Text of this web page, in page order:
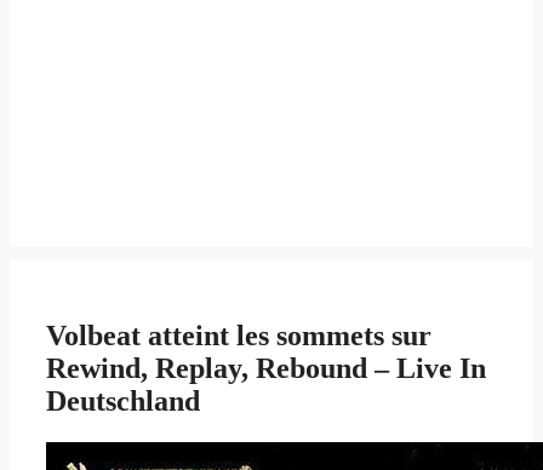
Volbeat atteint les sommets sur
Rewind, Replay, Rebound – Live In
Deutschland